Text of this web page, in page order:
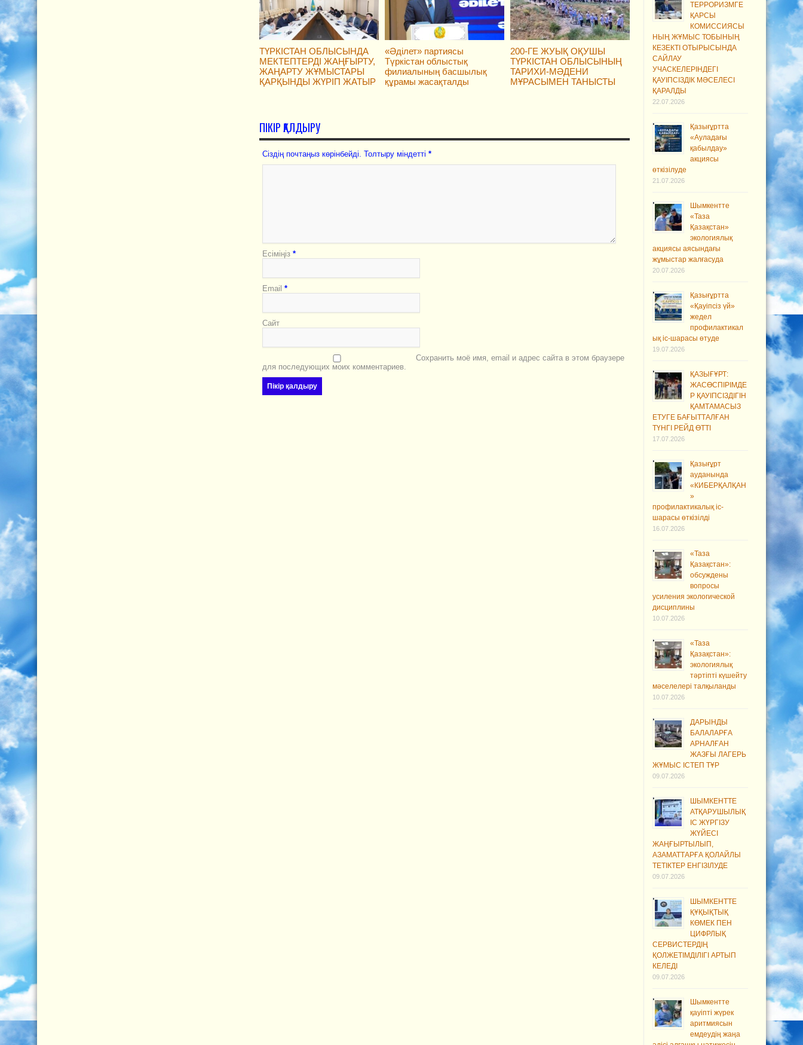
ТҮРКІСТАН ОБЛЫСЫНДА
МЕКТЕПТЕРДІ ЖАҢҒЫРТУ,
ЖАҢАРТУ ЖҰМЫСТАРЫ
ҚАРҚЫНДЫ ЖҮРІП ЖАТЫР
«Әділет» партиясы
Түркістан облыстық
филиалының басшылық
құрамы жасақталды
200-ГЕ ЖУЫҚ ОҚУШЫ
ТҮРКІСТАН ОБЛЫСЫНЫҢ
ТАРИХИ-МӘДЕНИ
МҰРАСЫМЕН ТАНЫСТЫ
ПІКІР ҚАЛДЫРУ
Сіздің почтаңыз көрінбейді. Толтыру міндетті *
Есіміңіз *
Email *
Сайт
Сохранить моё имя, email и адрес сайта в этом браузере
для последующих моих комментариев.
ТЕРРОРИЗМГЕ
ҚАРСЫ
КОМИССИЯСЫ
НЫҢ ЖҰМЫС ТОБЫНЫҢ
КЕЗЕКТІ ОТЫРЫСЫНДА
САЙЛАУ
УЧАСКЕЛЕРІНДЕГІ
ҚАУІПСІЗДІК МӘСЕЛЕСІ
ҚАРАЛДЫ
22.07.2026
Қазығұртта
«Ауладағы
қабылдау»
акциясы
өткізілуде
21.07.2026
Шымкентте
«Таза
Қазақстан»
экологиялық
акциясы аясындағы
жұмыстар жалғасуда
20.07.2026
Қазығұртта
«Қауіпсіз үй»
жедел
профилактикал
ық іс-шарасы өтуде
19.07.2026
ҚАЗЫҒҰРТ:
ЖАСӨСПІРІМДЕ
Р ҚАУІПСІЗДІГІН
ҚАМТАМАСЫЗ
ЕТУГЕ БАҒЫТТАЛҒАН
ТҮНГІ РЕЙД ӨТТІ
17.07.2026
Қазығұрт
ауданында
«КИБЕРҚАЛҚАН
»
профилактикалық іс-
шарасы өткізілді
16.07.2026
«Таза
Қазақстан»:
обсуждены
вопросы
усиления экологической
дисциплины
10.07.2026
«Таза
Қазақстан»:
экологиялық
тәртіпті күшейту
мәселелері талқыланды
10.07.2026
ДАРЫНДЫ
БАЛАЛАРҒА
АРНАЛҒАН
ЖАЗҒЫ ЛАГЕРЬ
ЖҰМЫС ІСТЕП ТҰР
09.07.2026
ШЫМКЕНТТЕ
АТҚАРУШЫЛЫҚ
ІС ЖҮРГІЗУ
ЖҮЙЕСІ
ЖАҢҒЫРТЫЛЫП,
АЗАМАТТАРҒА ҚОЛАЙЛЫ
ТЕТІКТЕР ЕНГІЗІЛУДЕ
09.07.2026
ШЫМКЕНТТЕ
ҚҰҚЫҚТЫҚ
КӨМЕК ПЕН
ЦИФРЛЫҚ
СЕРВИСТЕРДІҢ
ҚОЛЖЕТІМДІЛІГІ АРТЫП
КЕЛЕДІ
09.07.2026
Шымкентте
қауіпті жүрек
аритмиясын
емдеудің жаңа